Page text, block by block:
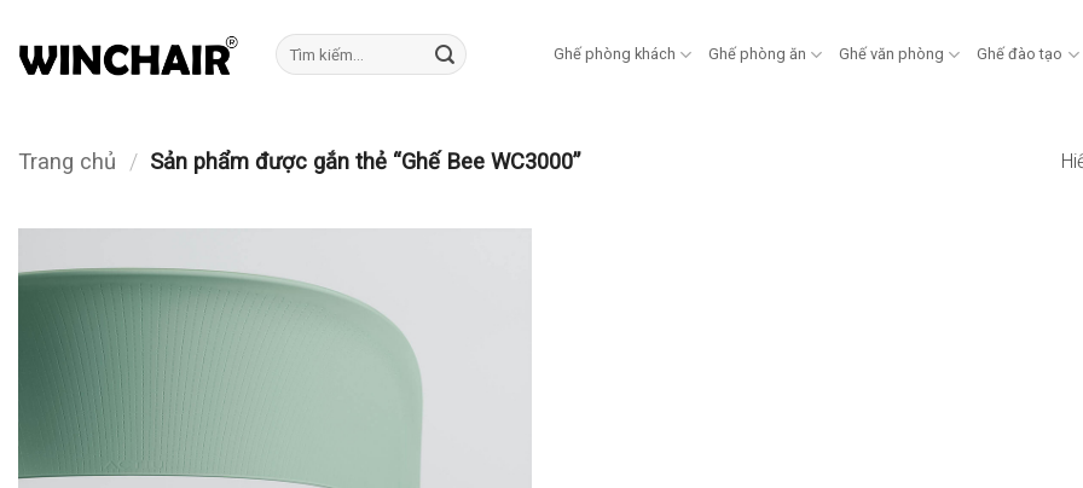
qua
Tìm
kiếm:
Ghế phòng khách Ghế phòng ăn Ghế văn phòng Ghế đào tạo
Trang chủ / Sản phẩm được gắn thẻ “Ghế Bee WC3000”